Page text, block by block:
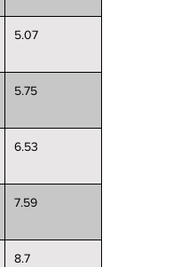
5.07
5.75
6.53
7.59
8.7